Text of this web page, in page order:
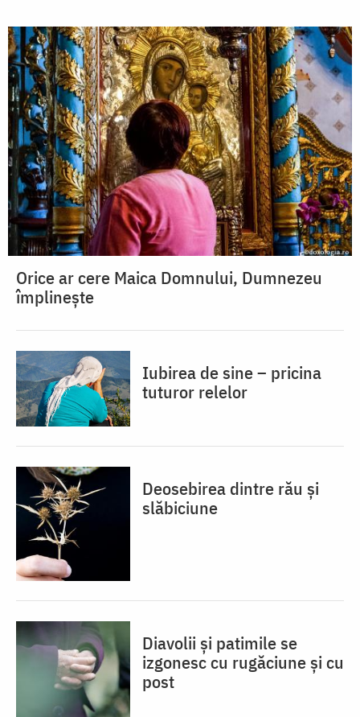
Orice ar cere Maica Domnului, Dumnezeu
împlinește
Iubirea de sine – pricina
tuturor relelor
Deosebirea dintre rău și
slăbiciune
Diavolii și patimile se
izgonesc cu rugăciune și cu
post